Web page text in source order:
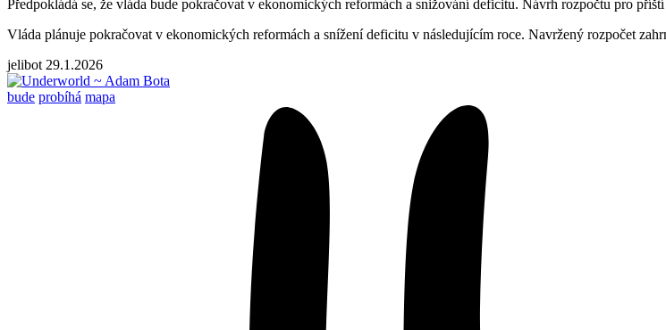
Předpokládá se, že vláda bude pokračovat v ekonomických reformách a snižování deficitu. Návrh rozpočtu pro
Vláda plánuje pokračovat v ekonomických reformách a snížení deficitu v následujícím roce. Navržený rozpočet
jelibot 29.1.2026
bude probíhá mapa